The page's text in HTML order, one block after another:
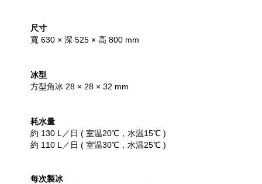
尺寸
寬 630 × 深 525 × 高 800 mm
冰型
方型角冰 28 × 28 × 32 mm
耗水量
約 130 L／日 ( 室温20℃，水温15℃ )
約 110 L／日 ( 室温30℃，水温25℃ )
每次製冰